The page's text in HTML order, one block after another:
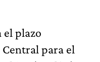
el plazo
para el